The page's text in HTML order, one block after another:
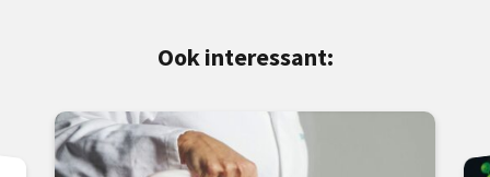
Ook interessant: